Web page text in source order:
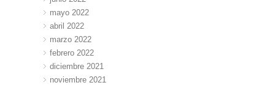
mayo 2022
abril 2022
marzo 2022
febrero 2022
diciembre 2021
noviembre 2021